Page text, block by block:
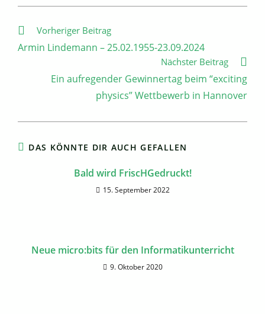
Weitere
ansehen
Vorheriger Beitrag
Armin Lindemann – 25.02.1955-23.09.2024
Nächster Beitrag
Ein aufregender Gewinnertag beim “exciting
physics” Wettbewerb in Hannover
DAS KÖNNTE DIR AUCH GEFALLEN
Bald wird FriscHGedruckt!
15. September 2022
Neue micro:bits für den Informatikunterricht
9. Oktober 2020